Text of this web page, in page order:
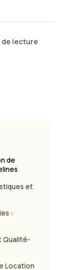
de lecture
de
et
:
Qualité-
Location